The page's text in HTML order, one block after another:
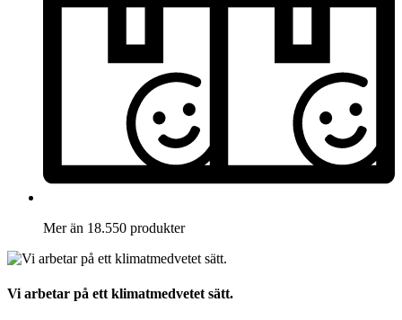
Mer än 18.550 produkter
Vi arbetar på ett klimatmedvetet sätt.